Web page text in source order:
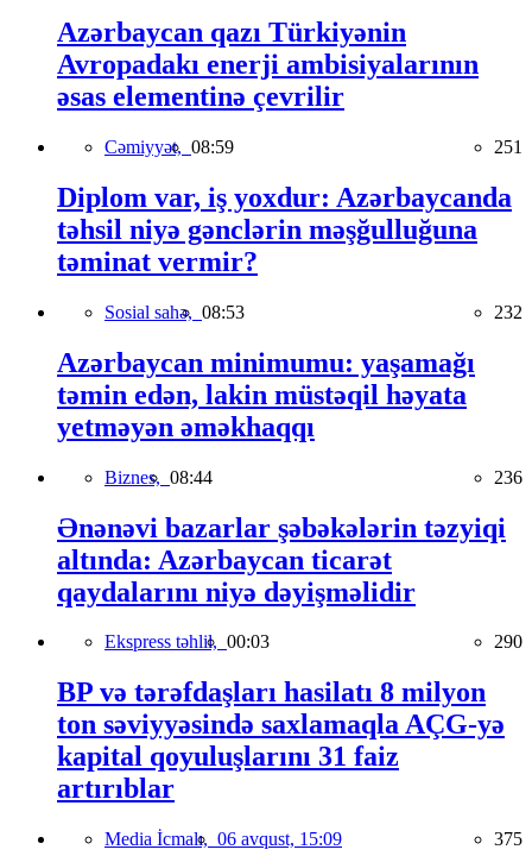
Azərbaycan qazı Türkiyənin
Avropadakı enerji ambisiyalarının
əsas elementinə çevrilir
Cəmiyyət, 08:59 251
Diplom var, iş yoxdur: Azərbaycanda
təhsil niyə gənclərin məşğulluğuna
təminat vermir?
Sosial sahə, 08:53 232
Azərbaycan minimumu: yaşamağı
təmin edən, lakin müstəqil həyata
yetməyən əməkhaqqı
Biznes, 08:44 236
Ənənəvi bazarlar şəbəkələrin təzyiqi
altında: Azərbaycan ticarət
qaydalarını niyə dəyişməlidir
Ekspress təhlil, 00:03 290
BP və tərəfdaşları hasilatı 8 milyon
ton səviyyəsində saxlamaqla AÇG-yə
kapital qoyuluşlarını 31 faiz
artırıblar
Media İcmalı, 06 avqust, 15:09 375